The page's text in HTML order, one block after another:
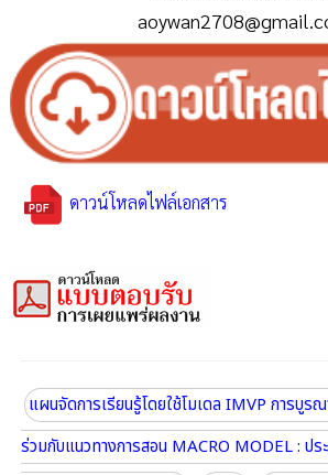
ดาวน์โหลดไฟล์เอกสาร
แผนจัดการเรียนรู้โดยใช้โมเดล IMVP การบูรณ
ร่วมกับแนวทางการสอน MACRO MODEL : ปร